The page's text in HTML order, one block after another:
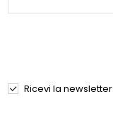
Ricevi la newsletter